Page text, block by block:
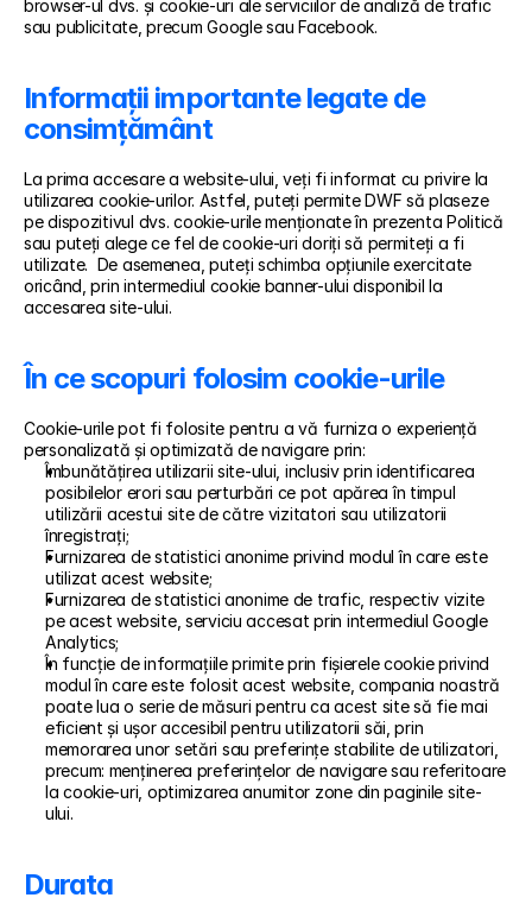
browser-ul dvs. și cookie-uri ale serviciilor de analiză de trafic
sau publicitate, precum Google sau Facebook.
Informații importante legate de
consimțământ
La prima accesare a website-ului, veți fi informat cu privire la
utilizarea cookie-urilor. Astfel, puteți permite DWF să plaseze
pe dispozitivul dvs. cookie-urile menționate în prezenta Politică
sau puteți alege ce fel de cookie-uri doriți să permiteți a fi
utilizate.  De asemenea, puteți schimba opțiunile exercitate
oricând, prin intermediul cookie banner-ului disponibil la
accesarea site-ului.
În ce scopuri folosim cookie-urile
Cookie-urile pot fi folosite pentru a vă furniza o experiență
personalizată și optimizată de navigare prin:
Îmbunătățirea utilizarii site-ului, inclusiv prin identificarea
posibilelor erori sau perturbări ce pot apărea în timpul
utilizării acestui site de către vizitatori sau utilizatorii
înregistrați;
Furnizarea de statistici anonime privind modul în care este
utilizat acest website;
Furnizarea de statistici anonime de trafic, respectiv vizite
pe acest website, serviciu accesat prin intermediul Google
Analytics;
În funcție de informațiile primite prin fișierele cookie privind
modul în care este folosit acest website, compania noastră
poate lua o serie de măsuri pentru ca acest site să fie mai
eficient și ușor accesibil pentru utilizatorii săi, prin
memorarea unor setări sau preferințe stabilite de utilizatori,
precum: menținerea preferințelor de navigare sau referitoare
la cookie-uri, optimizarea anumitor zone din paginile site-
ului.
Durata